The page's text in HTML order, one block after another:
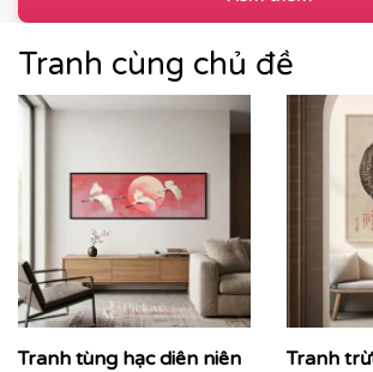
tạo cảm giác thư thái, rộng mở và cân
thiên nhiên trừu tượng, mỗi bức tranh
đẹp không gian mà còn góp phần
tổng thể.
Tranh cùng chủ đề
Tranh tùng hạc diên niên
Tranh